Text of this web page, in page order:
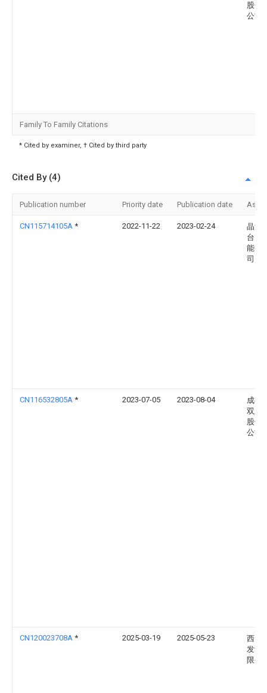
股份
公司
Family To Family Citations
* Cited by examiner, † Cited by third party
Cited By (4)
Publication number Priority date Publication date
CN115714105A * 2022-11-22 2023-02-24
晶澳
台）
能有
司
CN116532805A * 2023-07-05 2023-08-04
成都
双新
股份
公司
CN120023708A * 2025-03-19 2025-05-23
西安
发动
限公